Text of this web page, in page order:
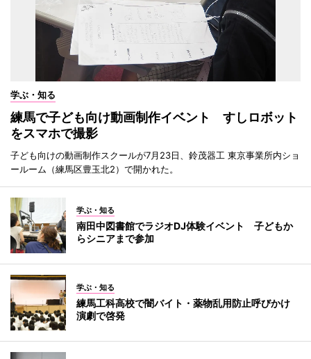
学ぶ・知る
練馬で子ども向け動画制作イベント すしロボット
をスマホで撮影
子ども向けの動画制作スクールが7月23日、鈴茂器工 東京事業所内ショ
ールーム（練馬区豊玉北2）で開かれた。
学ぶ・知る
南田中図書館でラジオDJ体験イベント 子どもか
らシニアまで参加
学ぶ・知る
練馬工科高校で闇バイト・薬物乱用防止呼びかけ
演劇で啓発